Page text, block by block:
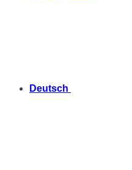
Deutsch